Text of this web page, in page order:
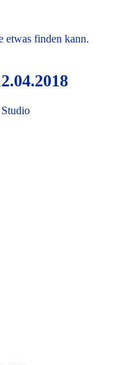
etwas finden kann.
für kranke Kinder und